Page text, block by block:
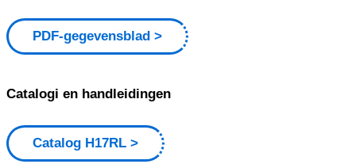
PDF-gegevensblad
Catalogi en handleidingen
Catalog H17RL